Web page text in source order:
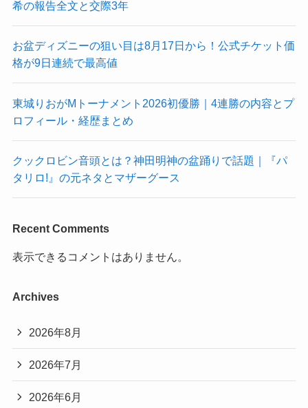
希の報告全文と交際3年
お盆ディズニーの狙い目は8月17日から！公式チケット価
格が9日連続で最高値
東城りおがMトーナメント2026初優勝｜4連勝の内容とプ
ロフィール・経歴まとめ
クックロビン音頭とは？神田明神の盆踊りで話題｜『パ
タリロ!』の元ネタとマザーグース
Recent Comments
表示できるコメントはありません。
Archives
2026年8月
2026年7月
2026年6月